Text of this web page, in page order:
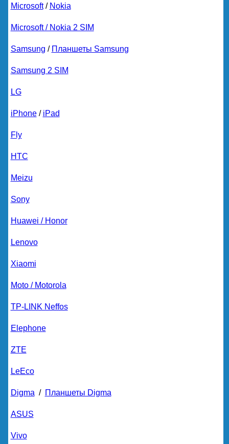
Microsoft/ Nokia
Microsoft / Nokia 2 SIM
Samsung / Планшеты Samsung
Samsung 2 SIM
LG
iPhone/ iPad
Fly
HTC
Meizu
Sony
Huawei / Honor
Lenovo
Xiaomi
Moto / Motorola
TP-LINK Neffos
Elephone
ZTE
LeEco
Digma/ Планшеты Digma
ASUS
Vivo